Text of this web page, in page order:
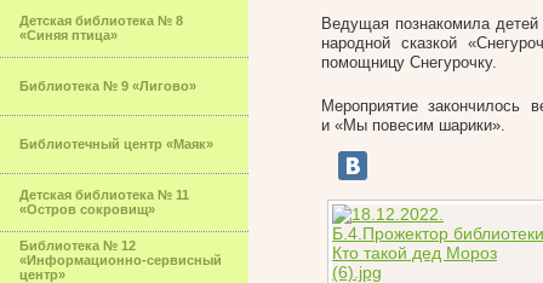
Детская библиотека № 8
«Синяя птица»
Библиотека № 9 «Лигово»
Библиотечный центр «Маяк»
Детская библиотека № 11
«Остров сокровищ»
Библиотека № 12
«Информационно-сервисный
центр»
Ведущая познакомила
народной сказкой
помощницу Снегурочку.
Мероприятие
и «Мы повесим шарики».